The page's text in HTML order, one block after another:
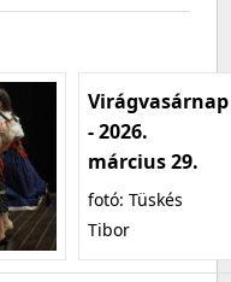
Virágvasárnap
- 2026.
március 29.
fotó: Tüskés
Tibor